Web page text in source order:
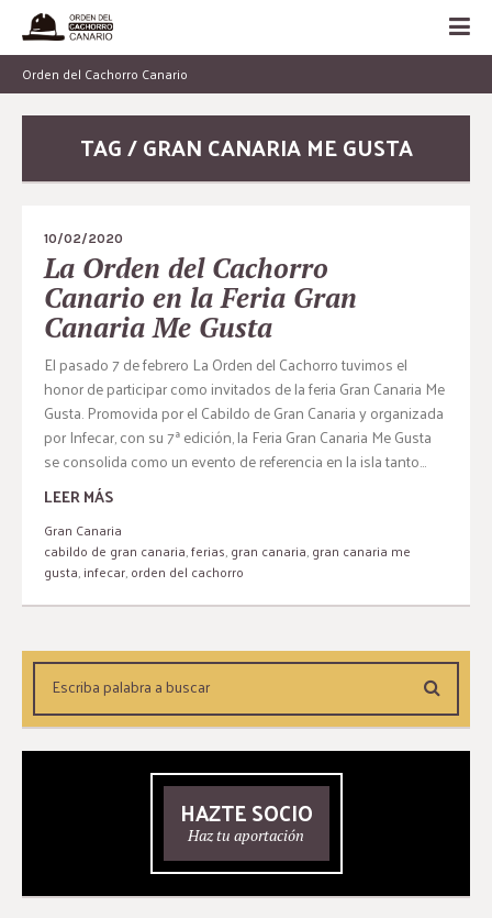
Orden del Cachorro Canario
TAG / GRAN CANARIA ME GUSTA
10/02/2020
La Orden del Cachorro
Canario en la Feria Gran
Canaria Me Gusta
El pasado 7 de febrero La Orden del Cachorro tuvimos el
honor de participar como invitados de la feria Gran Canaria Me
Gusta. Promovida por el Cabildo de Gran Canaria y organizada
por Infecar, con su 7ª edición, la Feria Gran Canaria Me Gusta
se consolida como un evento de referencia en la isla tanto...
LEER MÁS
Gran Canaria
cabildo de gran canaria,ferias,gran canaria,gran canaria me
gusta,infecar,orden del cachorro
HAZTE SOCIO
Haz tu aportación